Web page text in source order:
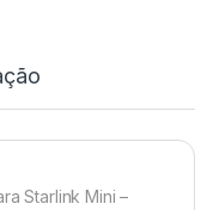
Starlink Mini –